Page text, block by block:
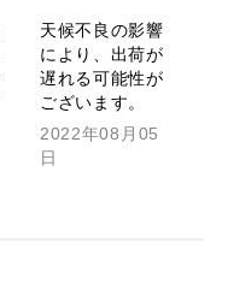
天候不良の影響
により、出荷が
遅れる可能性が
ございます。
2022年08月05
日